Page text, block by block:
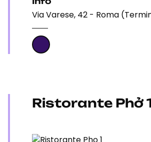
Via Varese, 42 - Roma
Ristorante Phở